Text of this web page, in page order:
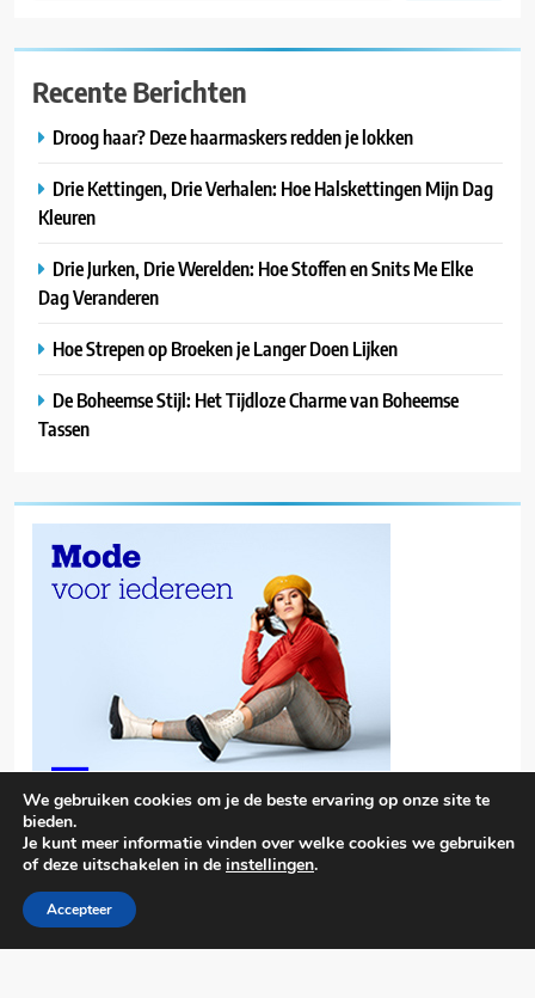
Recente Berichten
Droog haar? Deze haarmaskers redden je lokken
Drie Kettingen, Drie Verhalen: Hoe Halskettingen Mijn Dag
Kleuren
Drie Jurken, Drie Werelden: Hoe Stoffen en Snits Me Elke
Dag Veranderen
Hoe Strepen op Broeken je Langer Doen Lijken
De Boheemse Stijl: Het Tijdloze Charme van Boheemse
Tassen
We gebruiken cookies om je de beste ervaring op onze site te
bieden.
Je kunt meer informatie vinden over welke cookies we gebruiken
of deze uitschakelen in de instellingen.
Accepteer